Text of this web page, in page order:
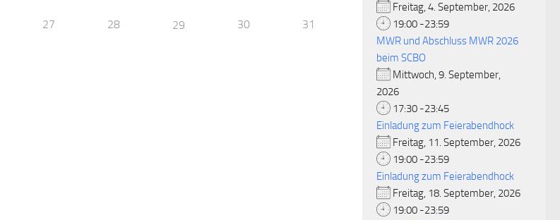
27 28 29 30 31
Freitag, 4. September, 2026
19:00 -23:59
MWR und Abschluss MWR 2026
beim SCBO
Mittwoch, 9. September,
2026
17:30 -23:45
Einladung zum Feierabendhock
Freitag, 11. September, 2026
19:00 -23:59
Einladung zum Feierabendhock
Freitag, 18. September, 2026
19:00 -23:59